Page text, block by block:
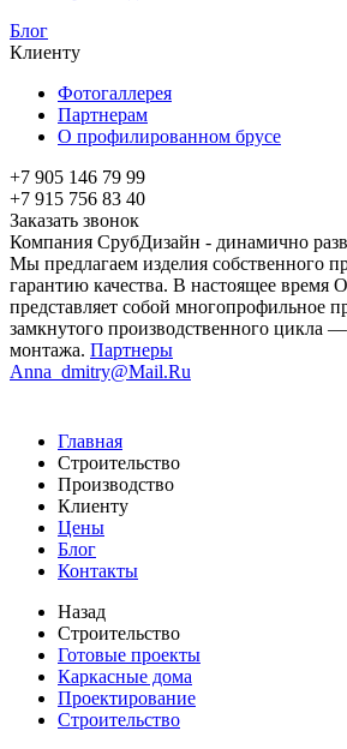
Блог
Клиенту
Фотогаллерея
Партнерам
О профилированном брусе
+7 905 146 79 99
+7 915 756 83 40
Заказать звонок
Компания СрубДизайн - динамично
Мы предлагаем изделия собственного
гарантию качества. В настоящее
представляет собой многопрофильное
замкнутого производственного цикла
монтажа. Партнеры
Anna_dmitry@Mail.Ru
Главная
Строительство
Производство
Клиенту
Цены
Блог
Контакты
Назад
Строительство
Готовые проекты
Каркасные дома
Проектирование
Строительство